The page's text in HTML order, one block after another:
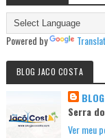
Powered by
BLOG JACO COSTA
Serra
Ver meu